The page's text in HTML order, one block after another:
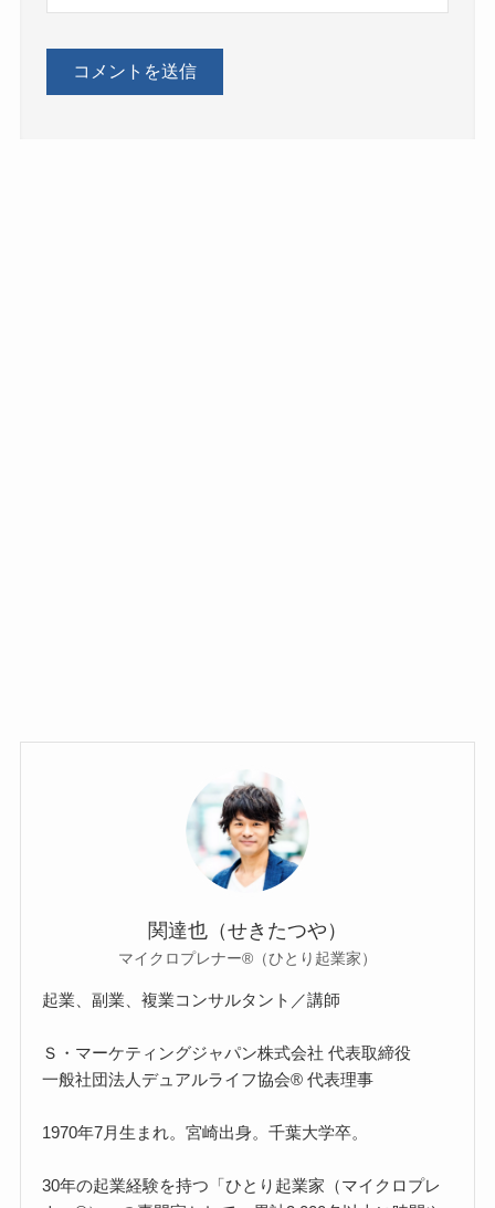
関達也（せきたつや）
マイクロプレナー®（ひとり起業家）
起業、副業、複業コンサルタント／講師
Ｓ・マーケティングジャパン株式会社 代表取締役
一般社団法人デュアルライフ協会® 代表理事
1970年7月生まれ。宮崎出身。千葉大学卒。
30年の起業経験を持つ「ひとり起業家（マイクロプレ